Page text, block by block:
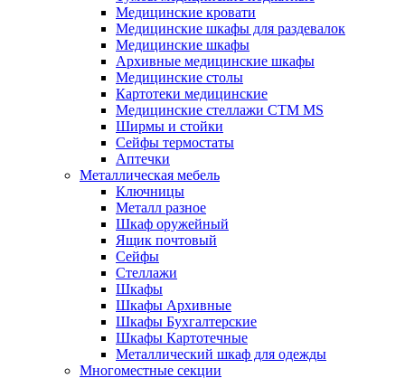
Медицинские кровати
Медицинские шкафы для раздевалок
Медицинские шкафы
Архивные медицинские шкафы
Медицинские столы
Картотеки медицинские
Медицинские стеллажи CTM MS
Ширмы и стойки
Сейфы термостаты
Аптечки
Металлическая мебель
Ключницы
Металл разное
Шкаф оружейный
Ящик почтовый
Сейфы
Стеллажи
Шкафы
Шкафы Архивные
Шкафы Бухгалтерские
Шкафы Картотечные
Металлический шкаф для одежды
Многоместные секции